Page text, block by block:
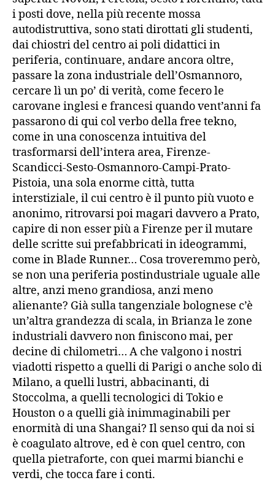
i posti dove, nella più recente mossa
autodistruttiva, sono stati dirottati gli studenti,
dai chiostri del centro ai poli didattici in
periferia, continuare, andare ancora oltre,
passare la zona industriale dell’Osmannoro,
cercare lì un po’ di verità, come fecero le
carovane inglesi e francesi quando vent’anni fa
passarono di qui col verbo della free tekno,
come in una conoscenza intuitiva del
trasformarsi dell’intera area, Firenze-
Scandicci-Sesto-Osmannoro-Campi-Prato-
Pistoia, una sola enorme città, tutta
interstiziale, il cui centro è il punto più vuoto e
anonimo, ritrovarsi poi magari davvero a Prato,
capire di non esser più a Firenze per il mutare
delle scritte sui prefabbricati in ideogrammi,
come in Blade Runner… Cosa troveremmo però,
se non una periferia postindustriale uguale alle
altre, anzi meno grandiosa, anzi meno
alienante? Già sulla tangenziale bolognese c’è
un’altra grandezza di scala, in Brianza le zone
industriali davvero non finiscono mai, per
decine di chilometri… A che valgono i nostri
viadotti rispetto a quelli di Parigi o anche solo di
Milano, a quelli lustri, abbacinanti, di
Stoccolma, a quelli tecnologici di Tokio e
Houston o a quelli già inimmaginabili per
enormità di una Shangai? Il senso qui da noi si
è coagulato altrove, ed è con quel centro, con
quella pietraforte, con quei marmi bianchi e
verdi, che tocca fare i conti.